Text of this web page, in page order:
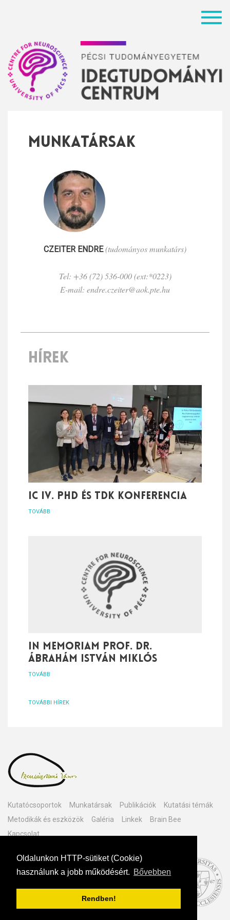
Oldalunkon HTTP-sütiket (Cookie)
használunk a jobb működésért. Bővebben
Rendben!
Munkatársak
CZEITER ENDRE(tudományos munkatárs)
Tel: +36 (72) 536-000 (ext:*0223)
E-mail: endre.czeiter@aok.pte.hu
HÍREK
IC IV. PhD és TDK konferencia
TOVÁBB
In Memoriam Prof. Dr.
Ábrahám István Miklós
TOVÁBB
TOVÁBBI HÍREK
Kutatócsoportok Munkatársak Publikációk
Kutatási témák
Metodikák és eszközök
Galéria Linkek
Brain Bee
Kapcsolat
© PÉCSI
TUDOMÁNYEGYETEM
IDEGTUDOMÁNYI CENTRUM